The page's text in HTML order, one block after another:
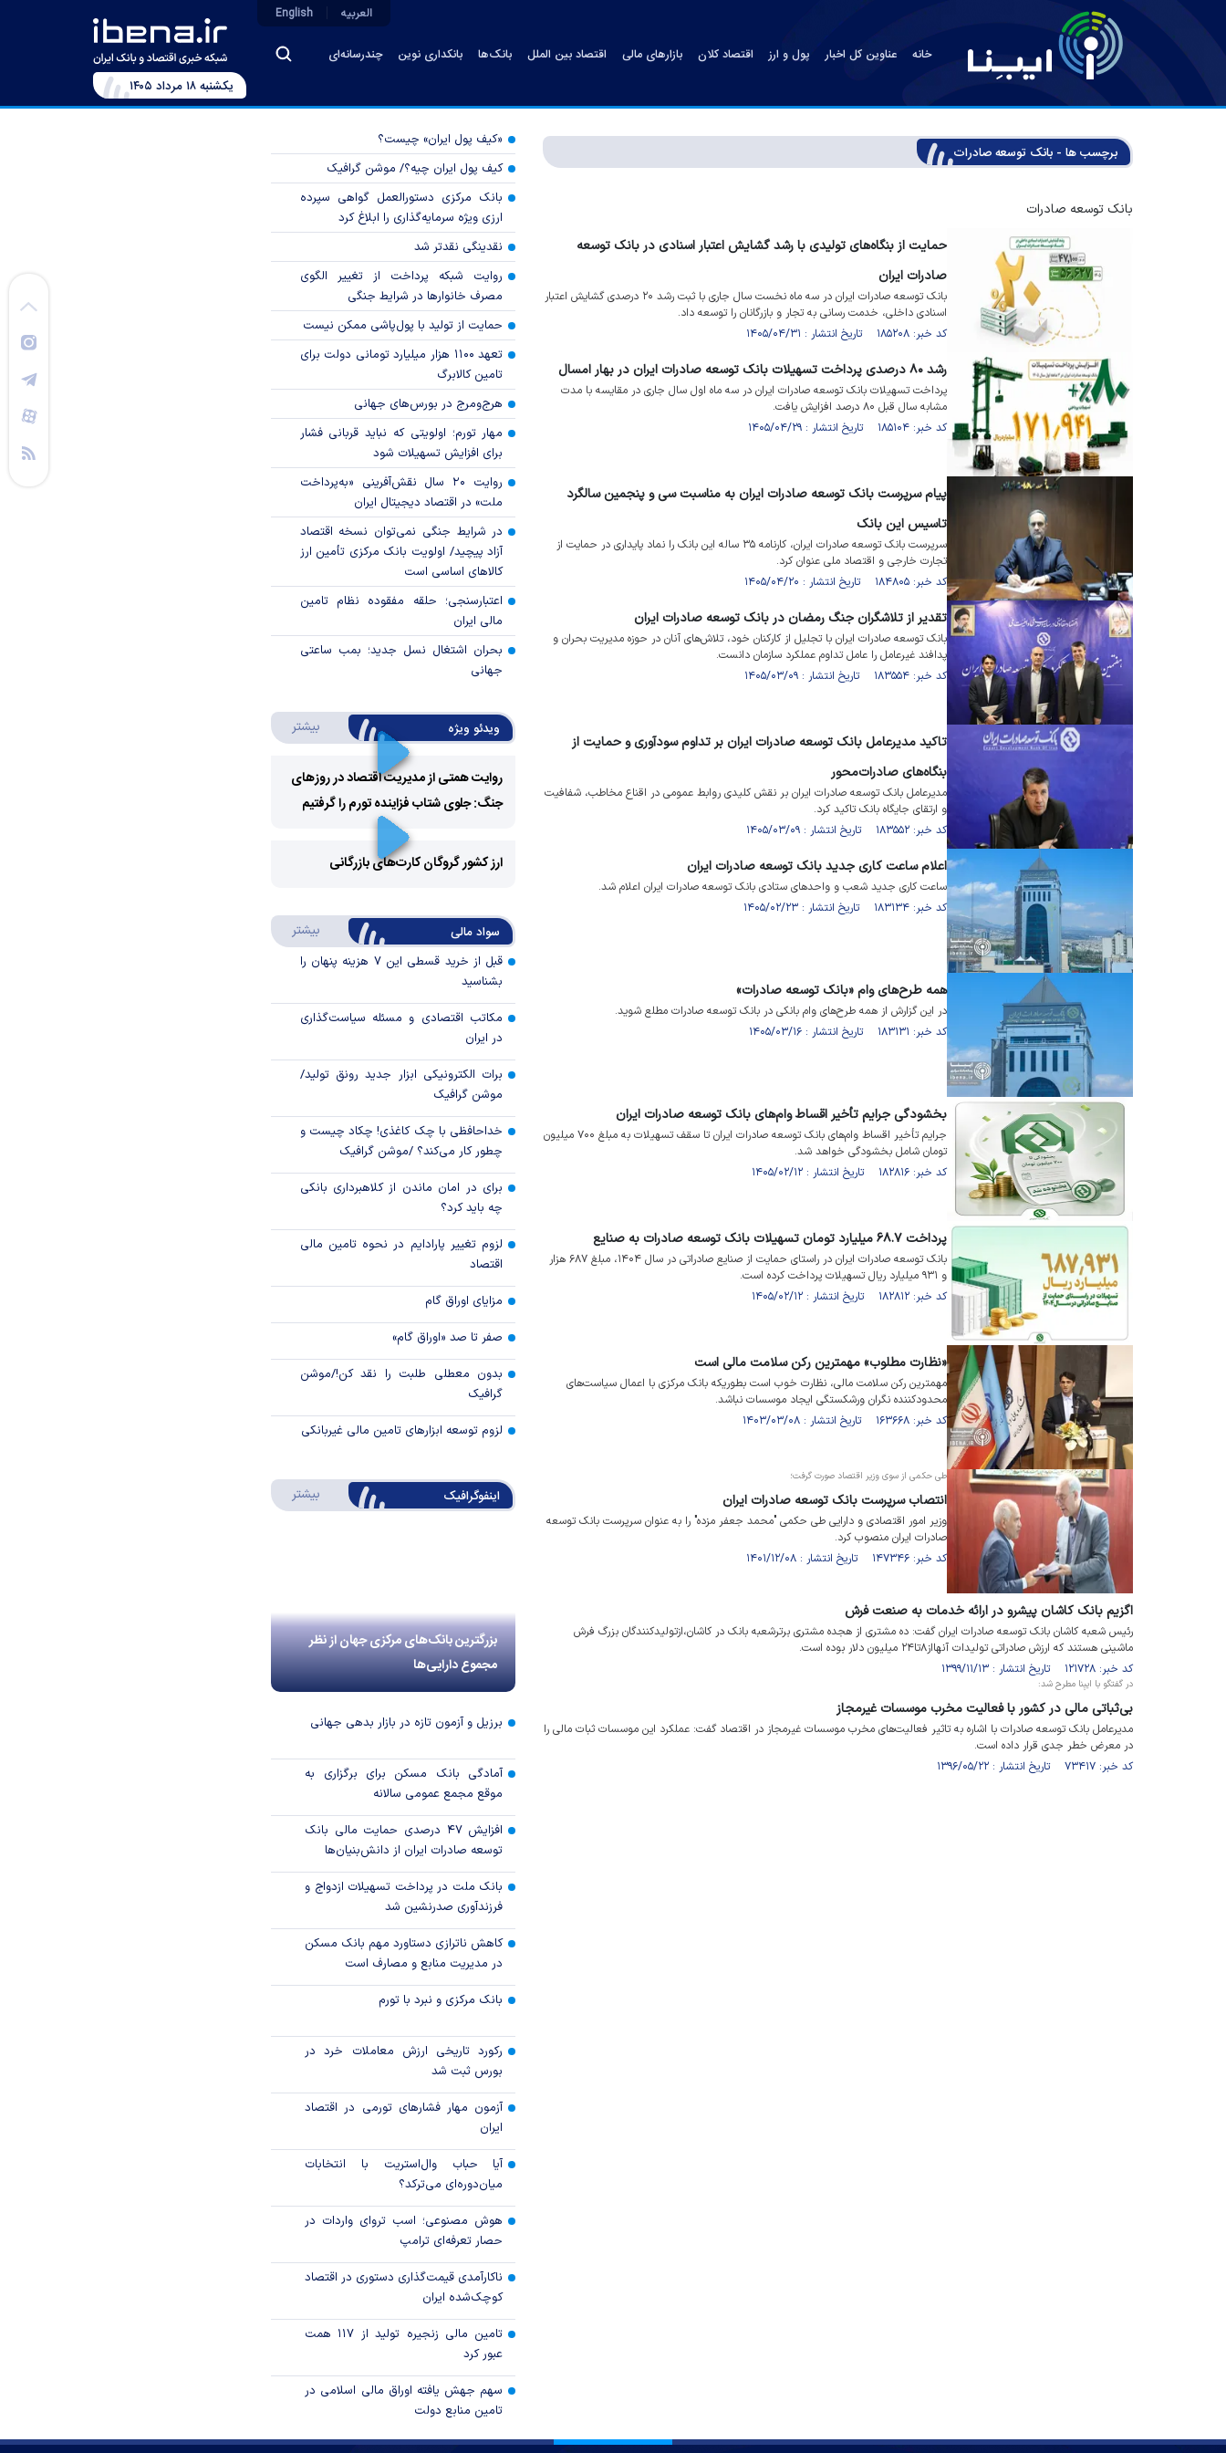
خانه عناوین کل اخبار پول و ارز اقتصاد کلان بازارهای مالی اقتصاد بین الملل بانک‌ها بانکداری نوین چندرسانه‌ای
العربیه English
يکشنبه ۱۸ مرداد ۱۴۰۵
برچسب ها - بانک توسعه صادرات
بانک توسعه صادرات
حمایت از بنگاه‌های تولیدی با رشد گشایش اعتبار اسنادی در بانک توسعه
صادرات ایران
بانک توسعه صادرات ایران در سه ماه نخست سال جاری با ثبت رشد ۲۰ درصدی گشایش اعتبار
اسنادی داخلی، خدمت رسانی به تجار و بازرگانان را توسعه داد.
کد خبر: ۱۸۵۲۰۸ تاریخ انتشار : ۱۴۰۵/۰۴/۳۱
رشد ۸۰ درصدی پرداخت تسهیلات بانک توسعه صادرات ایران در بهار امسال
پرداخت تسهیلات بانک توسعه صادرات ایران در سه ماه اول سال جاری در مقایسه با مدت
مشابه سال قبل ۸۰ درصد افزایش یافت.
کد خبر: ۱۸۵۱۰۴ تاریخ انتشار : ۱۴۰۵/۰۴/۲۹
پیام سرپرست بانک توسعه صادرات ایران به مناسبت سی و پنجمین سالگرد
تاسیس این بانک
سرپرست بانک توسعه صادرات ایران، کارنامه ۳۵ ساله این بانک را نماد پایداری در حمایت از
تجارت خارجی و اقتصاد ملی عنوان کرد.
کد خبر: ۱۸۴۸۰۵ تاریخ انتشار : ۱۴۰۵/۰۴/۲۰
تقدیر از تلاشگران جنگ رمضان در بانک توسعه صادرات ایران
بانک توسعه صادرات ایران با تجلیل از کارکنان خود، تلاش‌های آنان در حوزه مدیریت بحران و
پدافند غیرعامل را عامل تداوم عملکرد سازمان دانست.
کد خبر: ۱۸۳۵۵۴ تاریخ انتشار : ۱۴۰۵/۰۳/۰۹
تاکید مدیرعامل بانک توسعه صادرات ایران بر تداوم سودآوری و حمایت از
بنگاه‌های صادرات‌محور
مدیرعامل بانک توسعه صادرات ایران بر نقش کلیدی روابط عمومی در اقناع مخاطب، شفافیت
و ارتقای جایگاه بانک تاکید کرد.
کد خبر: ۱۸۳۵۵۲ تاریخ انتشار : ۱۴۰۵/۰۳/۰۹
اعلام ساعت کاری جدید بانک توسعه صادرات ایران
ساعت کاری جدید شعب و واحد‌های ستادی بانک توسعه صادرات ایران اعلام شد.
کد خبر: ۱۸۳۱۳۴ تاریخ انتشار : ۱۴۰۵/۰۲/۲۳
همه طرح‌های وام «بانک توسعه صادرات»
در این گزارش از همه طرح‌های وام بانکی در بانک توسعه صادرات مطلع شوید.
کد خبر: ۱۸۳۱۳۱ تاریخ انتشار : ۱۴۰۵/۰۳/۱۶
بخشودگی جرایم تأخیر اقساط وام‌های بانک توسعه صادرات ایران
جرایم تأخیر اقساط وام‌های بانک توسعه صادرات ایران تا سقف تسهیلات به مبلغ ۷۰۰ میلیون
تومان شامل بخشودگی خواهد شد.
کد خبر: ۱۸۲۸۱۶ تاریخ انتشار : ۱۴۰۵/۰۲/۱۲
پرداخت ۶۸.۷ میلیارد تومان تسهیلات بانک توسعه صادرات به صنایع
بانک توسعه صادرات ایران در راستای حمایت از صنایع صادراتی در سال ۱۴۰۴، مبلغ ۶۸۷ هزار
و ۹۳۱ میلیارد ریال تسهیلات پرداخت کرده است.
کد خبر: ۱۸۲۸۱۲ تاریخ انتشار : ۱۴۰۵/۰۲/۱۲
«نظارت مطلوب» مهمترین رکن سلامت مالی است
مهمترین رکن سلامت مالی، نظارت خوب است بطوریکه بانک مرکزی با اعمال سیاست‌های
محدودکننده نگران ورشکستگی ایجاد موسسات نباشد.
کد خبر: ۱۶۳۶۶۸ تاریخ انتشار : ۱۴۰۳/۰۳/۰۸
طی حکمی از سوی وزیر اقتصاد صورت گرفت؛
انتصاب سرپرست بانک توسعه صادرات ایران
وزیر امور اقتصادی و دارایی طی حکمی "محمد جعفر مزده" را به عنوان سرپرست بانک توسعه
صادرات ایران منصوب کرد.
کد خبر: ۱۴۷۳۴۶ تاریخ انتشار : ۱۴۰۱/۱۲/۰۸
اگزیم بانک کاشان پیشرو در ارائه خدمات به صنعت فرش
رئیس شعبه کاشان بانک توسعه صادرات ایران گفت: ده مشتری از هجده مشتری برترشعبه بانک در کاشان،ازتولیدکنندگان بزرگ فرش
ماشینی هستند که ارزش صادراتی تولیدات آنهااز۸تا۲۴ میلیون دلار بوده است.
کد خبر: ۱۲۱۷۲۸ تاریخ انتشار : ۱۳۹۹/۱۱/۱۳
در گفتگو با ایبِنا مطرح شد:
بی‌ثباتی مالی در کشور با فعالیت مخرب موسسات غیرمجاز
مدیرعامل بانک توسعه صادرات با اشاره به تاثیر فعالیت‌های مخرب موسسات غیرمجاز در اقتصاد گفت: عملکرد این موسسات ثبات مالی را
در معرض خطر جدی قرار داده است.
کد خبر: ۷۳۴۱۷ تاریخ انتشار : ۱۳۹۶/۰۵/۲۲
«کیف پول ایران» چیست؟
کیف پول ایران چیه؟/ موشن گرافیک
بانک مرکزی دستورالعمل گواهی سپرده
ارزی ویژه سرمایه‌گذاری را ابلاغ کرد
نقدینگی نقدتر شد
روایت شبکه پرداخت از تغییر الگوی
مصرف خانوار‌ها در شرایط جنگی
حمایت از تولید با پول‌پاشی ممکن نیست
تعهد ۱۱۰۰ هزار میلیارد تومانی دولت برای
تامین کالابرگ
هرج‌ومرج در بورس‌های جهانی
مهار تورم؛ اولویتی که نباید قربانی فشار
برای افزایش تسهیلات شود
روایت ۲۰ سال نقش‌آفرینی «به‌پرداخت
ملت» در اقتصاد دیجیتال ایران
در شرایط جنگی نمی‌توان نسخه اقتصاد
آزاد پیچید/ اولویت بانک مرکزی تأمین ارز
کالا‌های اساسی است
اعتبارسنجی؛ حلقه مفقوده نظام تامین
مالی ایران
بحران اشتغال نسل جدید؛ بمب ساعتی
جهانی
ویدئو ویژه بیشتر درباره ویدئو ویژه
Play
Video
روایت همتی از مدیریت اقتصاد در روزهای
جنگ: جلوی شتاب فزاینده تورم را گرفتیم
Video
ارز کشور گروگان کارت‌های بازرگانی
سواد مالی بیشتر درباره سواد مالی
قبل از خرید قسطی این ۷ هزینه پنهان را
بشناسید
مکاتب اقتصادی و مسئله سیاست‌گذاری
در ایران
برات الکترونیکی ابزار جدید رونق تولید/
موشن گرافیک
خداحافظی با چک کاغذی! چکاد چیست و
چطور کار می‌کند؟ /موشن گرافیک
برای در امان ماندن از کلاهبرداری بانکی
چه باید کرد؟
لزوم تغییر پارادایم در نحوه تامین مالی
اقتصاد
مزایای اوراق گام
صفر تا صد «اوراق گام»
بدون معطلی طلبت را نقد کن!/موشن
گرافیک
لزوم توسعه ابزارهای تامین مالی غیربانکی
اینفوگرافیک بیشتر درباره اینفوگرافیک
بزرگترین بانک‌های مرکزی جهان از نظر
مجموع دارایی‌ها
برزیل و آزمون تازه در بازار بدهی جهانی
آمادگی بانک مسکن برای برگزاری به
موقع مجمع عمومی سالانه
افزایش ۴۷ درصدی حمایت مالی بانک
توسعه صادرات ایران از دانش‌بنیان‌ها
بانک ملت در پرداخت تسهیلات ازدواج و
فرزندآوری صدرنشین شد
کاهش ناترازی دستاورد مهم بانک مسکن
در مدیریت منابع و مصارف است
بانک مرکزی و نبرد با تورم
رکورد تاریخی ارزش معاملات خرد در
بورس ثبت شد
آزمون مهار فشار‌های تورمی در اقتصاد
ایران
آیا حباب وال‌استریت با انتخابات
میان‌دوره‌ای می‌ترکد؟
هوش مصنوعی؛ اسب تروای واردات در
حصار تعرفه‌ای ترامپ
ناکارآمدی قیمت‌گذاری دستوری در اقتصاد
کوچک‌شده ایران
تامین مالی زنجیره تولید از ۱۱۷ همت
عبور کرد
سهم جهش یافته اوراق مالی اسلامی در
تامین منابع دولت